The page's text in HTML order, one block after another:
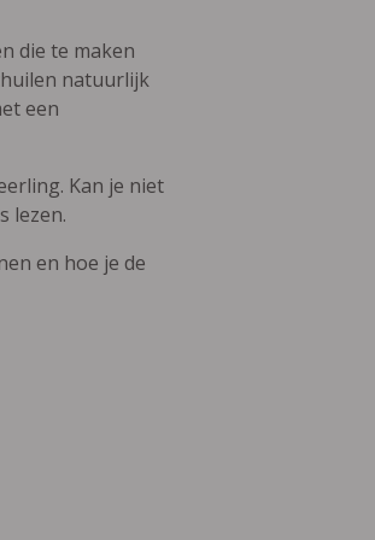
die te maken
natuurlijk
een
Kan je niet
lezen.
en hoe je de